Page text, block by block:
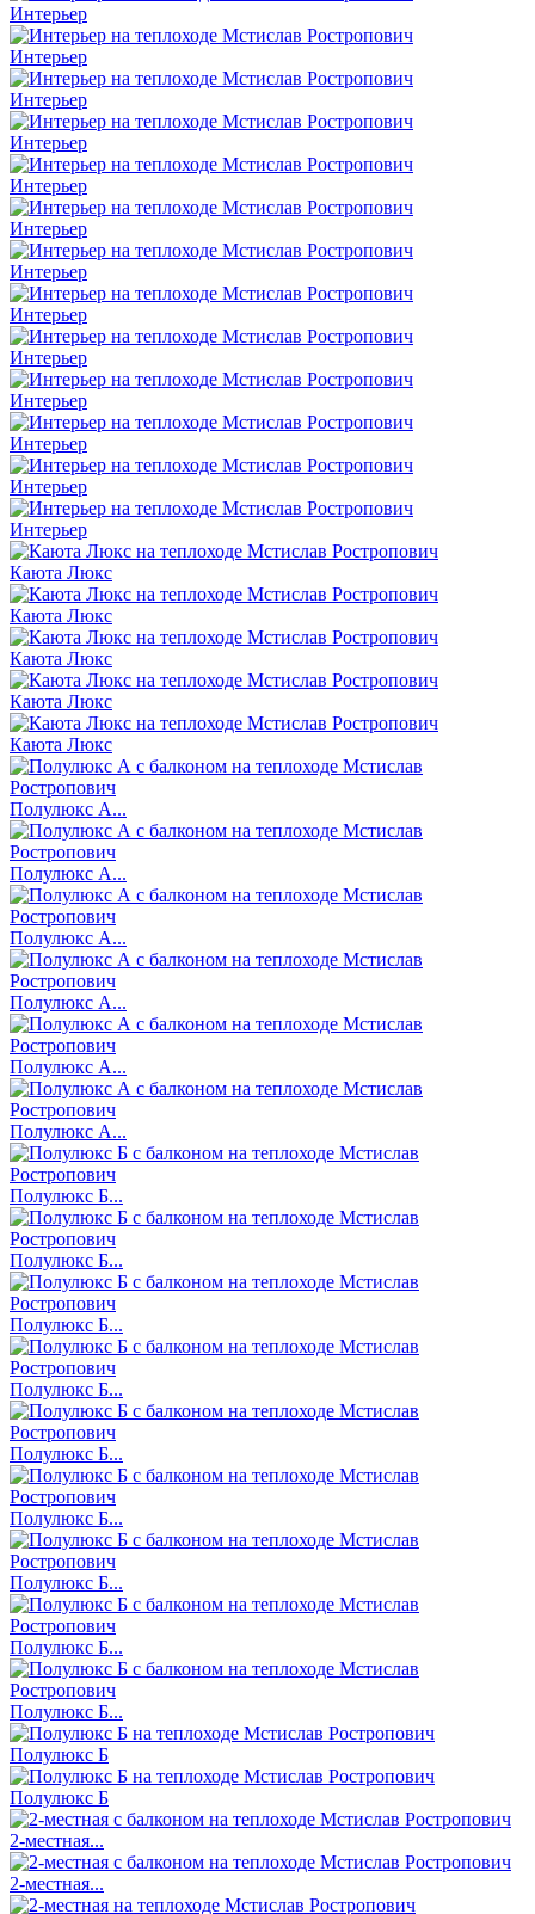
Интерьер
Интерьер
Интерьер
Интерьер
Интерьер
Интерьер
Интерьер
Интерьер
Интерьер
Интерьер
Интерьер
Интерьер
Интерьер
Каюта Люкс
Каюта Люкс
Каюта Люкс
Каюта Люкс
Каюта Люкс
Полулюкс А...
Полулюкс А...
Полулюкс А...
Полулюкс А...
Полулюкс А...
Полулюкс А...
Полулюкс Б...
Полулюкс Б...
Полулюкс Б...
Полулюкс Б...
Полулюкс Б...
Полулюкс Б...
Полулюкс Б...
Полулюкс Б...
Полулюкс Б...
Полулюкс Б
Полулюкс Б
2-местная...
2-местная...